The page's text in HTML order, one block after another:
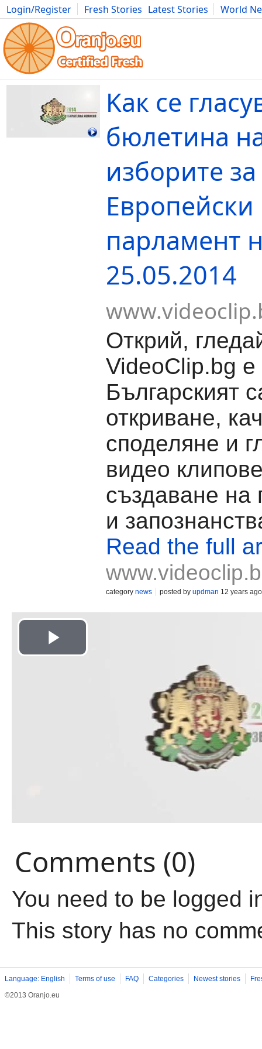
Login/Register Fresh Stories Latest Stories
World
Movies Anime Music Art Cars Advice Science
Kак се
бюлетина
изборите за
Европейски
парламент
25.05.2014
Открий,
VideoClip.bg е
Българският
откриване,
споделяне и
видео
създаване на
и
Read the full
category news posted by updman 12 years ago
Comments (0)
You need to be logged
This story has no
Language: English Terms of use FAQ Categories Newest stories
©2013 Oranjo.eu